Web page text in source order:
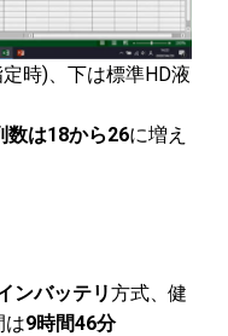
時)、下は標準HD液
数は18から26に増え
ンバッテリ方式、健
は9時間46分